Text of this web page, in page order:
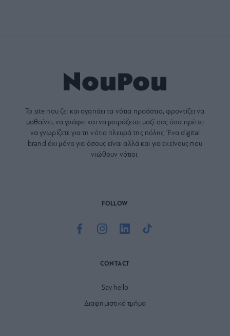
Το site που ζει και αγαπάει τα νότια προάστια, φροντίζει να
μαθαίνει, να γράφει και να μοιράζεται μαζί σας όσα πρέπει
να γνωρίζετε για τη νότια πλευρά της πόλης. Ένα digital
brand όχι μόνο για όσους είναι αλλά και για εκείνους που
νιώθουν νότιοι.
FOLLOW
CONTACT
Say hello
Διαφημιστικό τμήμα